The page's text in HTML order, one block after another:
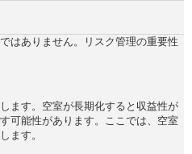
はありません。リスク管理の重要性
ます。空室が長期化すると収益性が
可能性があります。ここでは、空室
ます。